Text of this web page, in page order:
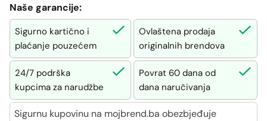
Naše garancije:
Sigurno kartično i
plaćanje pouzećem
Ovlaštena prodaja
originalnih brendova
24/7 podrška
kupcima za narudžbe
Povrat 60 dana od
dana naručivanja
Sigurnu kupovinu na mojbrend.ba obezbjeđuje